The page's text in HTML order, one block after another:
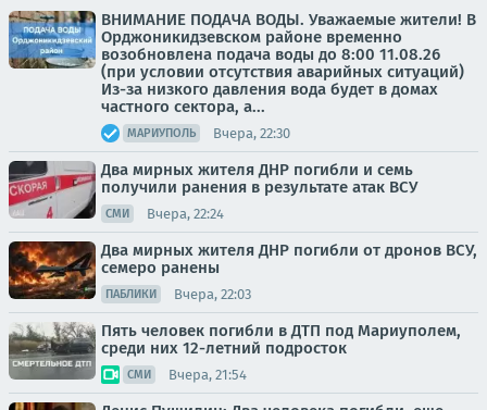
ВНИМАНИЕ ПОДАЧА ВОДЫ. Уважаемые жители! В
Орджоникидзевском районе временно
возобновлена подача воды до 8:00 11.08.26
(при условии отсутствия аварийных ситуаций)
Из-за низкого давления вода будет в домах
частного сектора, а...
МАРИУПОЛЬ Вчера, 22:30
Два мирных жителя ДНР погибли и семь
получили ранения в результате атак ВСУ
СМИ Вчера, 22:24
Два мирных жителя ДНР погибли от дронов ВСУ,
семеро ранены
ПАБЛИКИ Вчера, 22:03
Пять человек погибли в ДТП под Мариуполем,
среди них 12-летний подросток
СМИ Вчера, 21:54